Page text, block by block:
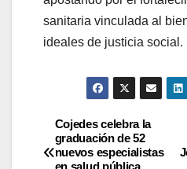
sanitaria vinculada al
ideales de justicia social.
Cojedes celebra la
graduación de 52
nuevos especialistas